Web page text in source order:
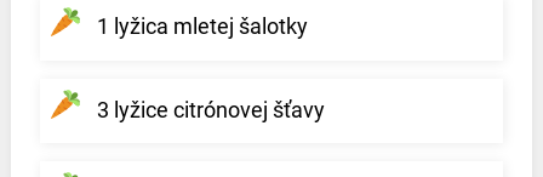
1 lyžica mletej šalotky
3 lyžice citrónovej šťavy